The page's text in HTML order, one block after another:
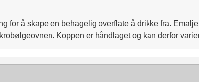
for å skape en behagelig overflate å drikke fra.
Koppen er håndlaget og kan derfor